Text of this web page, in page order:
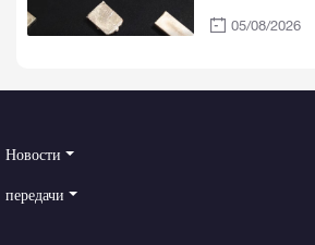
05/08/2026
Новости
передачи